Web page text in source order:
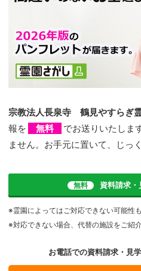
宗教法人長泉寺 鶴見やすらぎ
報を
無料
でお送りいたしま
ません。お手元に置いて、じっ
無料 資料請求・
※霊園によってはご対応できない可能性
※対応できない場合、代替の施設をご紹介
お電話での資料請求・見